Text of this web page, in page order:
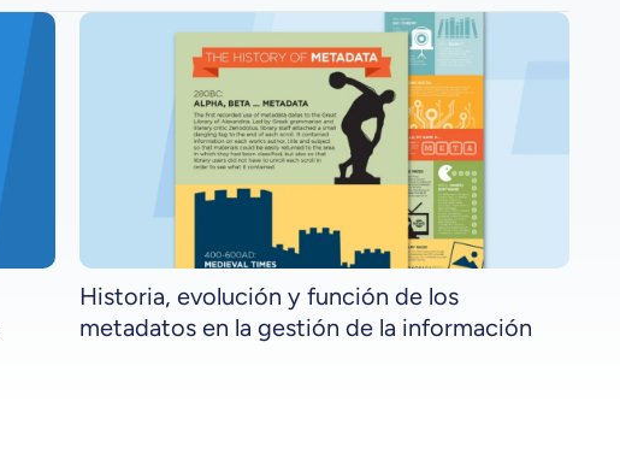
Historia, evolución y función de los
metadatos en la gestión de la información